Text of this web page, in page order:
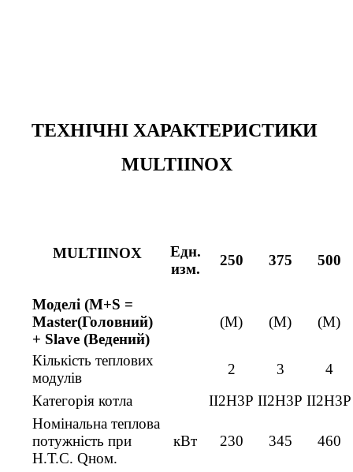
ТЕХНІЧНІ ХАРАКТЕРИСТИКИ
MULTIINOX
MULTІINOX
Едн.
изм.
250 375 500
Моделі (M+S =
Master(Головний)
+ Slave (Ведений)
(M) (M) (M)
Кількість теплових
модулів
2 3
4
Категорія котла
II2H3P II2H3P II2H3P
Номінальна теплова
потужність при
Н.Т.С. Qном.
кВт 230 345 460